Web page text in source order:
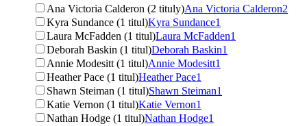
Ana Victoria Calderon (2 tituly)Ana Victoria Calderon2
Kyra Sundance (1 titul)Kyra Sundance1
Laura McFadden (1 titul)Laura McFadden1
Deborah Baskin (1 titul)Deborah Baskin1
Annie Modesitt (1 titul)Annie Modesitt1
Heather Pace (1 titul)Heather Pace1
Shawn Steiman (1 titul)Shawn Steiman1
Katie Vernon (1 titul)Katie Vernon1
Nathan Hodge (1 titul)Nathan Hodge1